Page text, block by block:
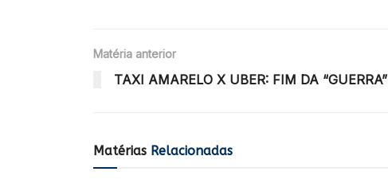
Matéria anterior
TAXI AMARELO X UBER: FIM DA “GUERRA”
Matérias Relacionadas